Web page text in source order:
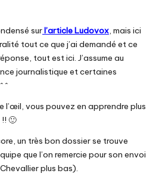
surl’article Ludovox , mais ici
tout ce que j’ai demandé et ce
tout est ici. J’assume au
journalistique et certaines
l’œil, vous pouvez en apprendre plus
🙂
un très bon dossier se trouve
que l’on remercie pour son envoi
plus bas).